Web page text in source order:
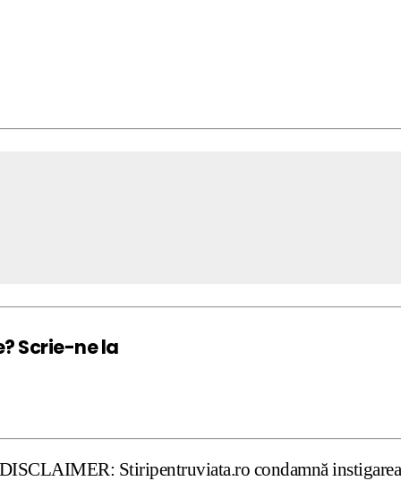
Scrie-ne la
Stiripentruviata.ro condamnă instigarea la ură şi